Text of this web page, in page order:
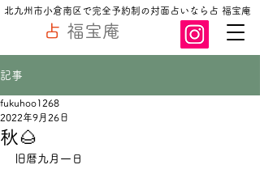
占 福宝庵
北九州市小倉南区で完全予約制の対面占いなら占 福宝庵
記事
秋🌰
fukuhoo1268
2022年9月26日
旧暦九月一日